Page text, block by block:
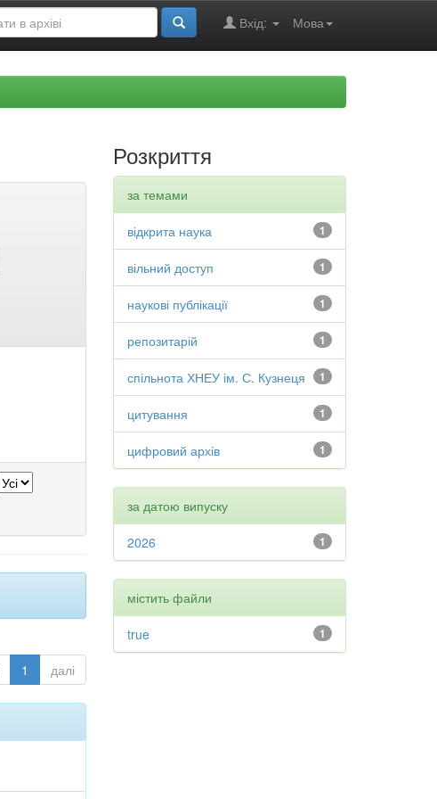
Мова
Вхід:
1 далі
Розкриття
за темами
1
відкрита наука
1
вільний доступ
1
наукові публікації
1
репозитарій
1
спільнота ХНЕУ ім. С. Кузнеця
1
цитування
1
цифровий архів
за датою випуску
1
2026
містить файли
1
true